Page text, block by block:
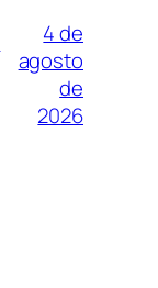
4 de
agosto
de
2026